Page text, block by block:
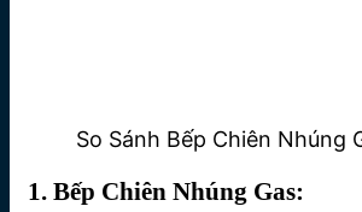
So Sánh Bếp Chiên Nhúng
1. Bếp Chiên Nhúng Gas: